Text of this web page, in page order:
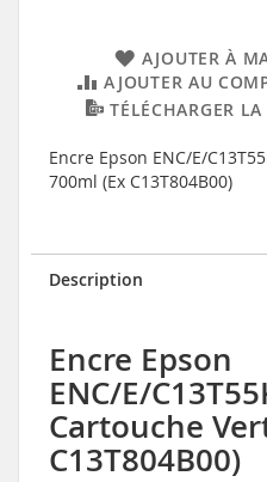
AJOUTER À
AJOUTER AU
TÉLÉCHARGER
Encre Epson ENC/E/
700ml (Ex C13T804B00)
Description
Encre Epson
ENC/E/
Cartouche
C13T804B00)